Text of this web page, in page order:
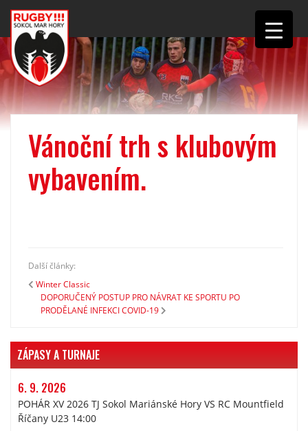
Vánoční trh s klubovým
vybavením.
Další články:
Winter Classic
DOPORUČENÝ POSTUP PRO NÁVRAT KE SPORTU PO
PRODĚLANÉ INFEKCI COVID-19
ZÁPASY A TURNAJE
6. 9. 2026
POHÁR XV 2026 TJ Sokol Mariánské Hory VS RC Mountfield
Říčany U23 14:00